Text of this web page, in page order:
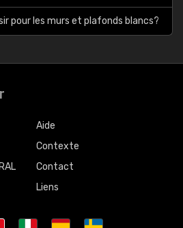
pour les murs et plafonds blancs?
Aide
Contexte
Contact
Liens